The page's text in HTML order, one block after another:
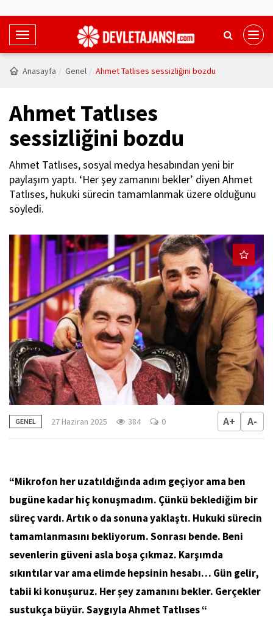
T
o
g
a
i
g
a
t
n
Anasayfa Genel Ahmet Tatlıses sessizliğini bozdu
Ahmet Tatlıses
sessizliğini bozdu
Ahmet Tatlıses, sosyal medya hesabından yeni bir
paylaşım yaptı. ‘Her şey zamanını bekler’ diyen Ahmet
Tatlıses, hukuki sürecin tamamlanmak üzere olduğunu
söyledi.
GENEL 27 Haziran 2025 384 0 A+ A-
“Mikrofon her uzatıldığında adım geçiyor ama ben
bugüne kadar hiç konuşmadım. Çünkü beklediğim bir
süreç vardı. Artık o da sonuna yaklaştı. Hukuki sürecin
tamamlanmasını bekliyorum. Sonrası bende. Beni
sevenlerin güveni asla boşa çıkmaz. Karşımda
sıkıntılar var ama elimde hepsinin hesabı… Gün gelir,
tabii ki konuşuruz. Her şey zamanını bekler. Gerçekler
sustukça büyür. Saygıyla Ahmet Tatlıses “